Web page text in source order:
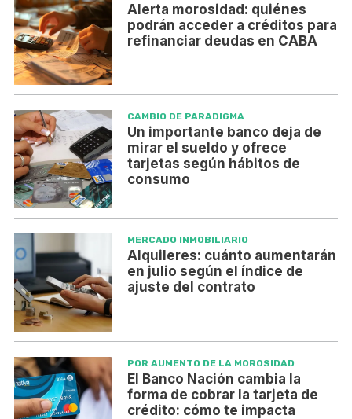
Alerta morosidad: quiénes
podrán acceder a créditos para
refinanciar deudas en CABA
CAMBIO DE PARADIGMA
Un importante banco deja de
mirar el sueldo y ofrece
tarjetas según hábitos de
consumo
MERCADO INMOBILIARIO
Alquileres: cuánto aumentarán
en julio según el índice de
ajuste del contrato
POR AUMENTO DE LA MOROSIDAD
El Banco Nación cambia la
forma de cobrar la tarjeta de
crédito: cómo te impacta